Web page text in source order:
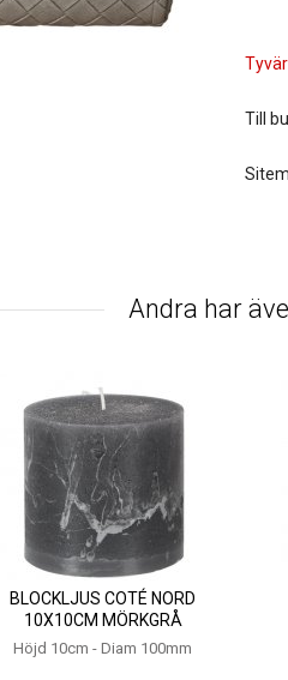
Till
Andra har
BLOCKLJUS COTÉ NORD
10X10CM MÖRKGRÅ
Höjd 10cm - Diam 100mm